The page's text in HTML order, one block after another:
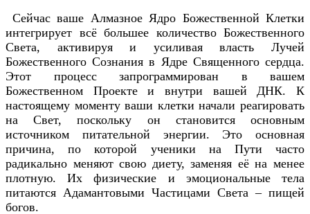
Сейчас ваше Алмазное Ядро Божественной Клетки
интегрирует всё большее количество Божественного
Света, активируя и усиливая власть Лучей
Божественного Сознания в Ядре Священного сердца.
Этот процесс запрограммирован в вашем
Божественном Проекте и внутри вашей ДНК. К
настоящему моменту ваши клетки начали реагировать
на Свет, поскольку он становится основным
источником питательной энергии. Это основная
причина, по которой ученики на Пути часто
радикально меняют свою диету, заменяя её на менее
плотную. Их физические и эмоциональные тела
питаются Адамантовыми Частицами Света – пищей
богов.